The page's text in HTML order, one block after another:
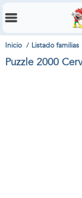
Inicio Listado familias
Puzzle 2000